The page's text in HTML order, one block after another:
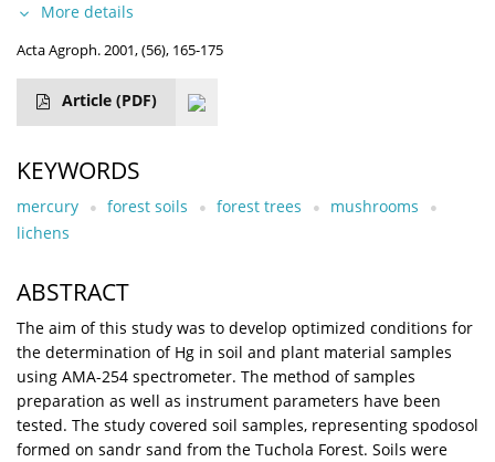
More details
Acta Agroph. 2001, (56), 165-175
Article (PDF)
KEYWORDS
mercury forest soils forest trees
mushrooms
lichens
ABSTRACT
The aim of this study was to develop optimized conditions for
the determination of Hg in soil and plant material samples
using AMA-254 spectrometer. The method of samples
preparation as well as instrument parameters have been
tested. The study covered soil samples, representing spodosol
formed on sandr sand from the Tuchola Forest. Soils were